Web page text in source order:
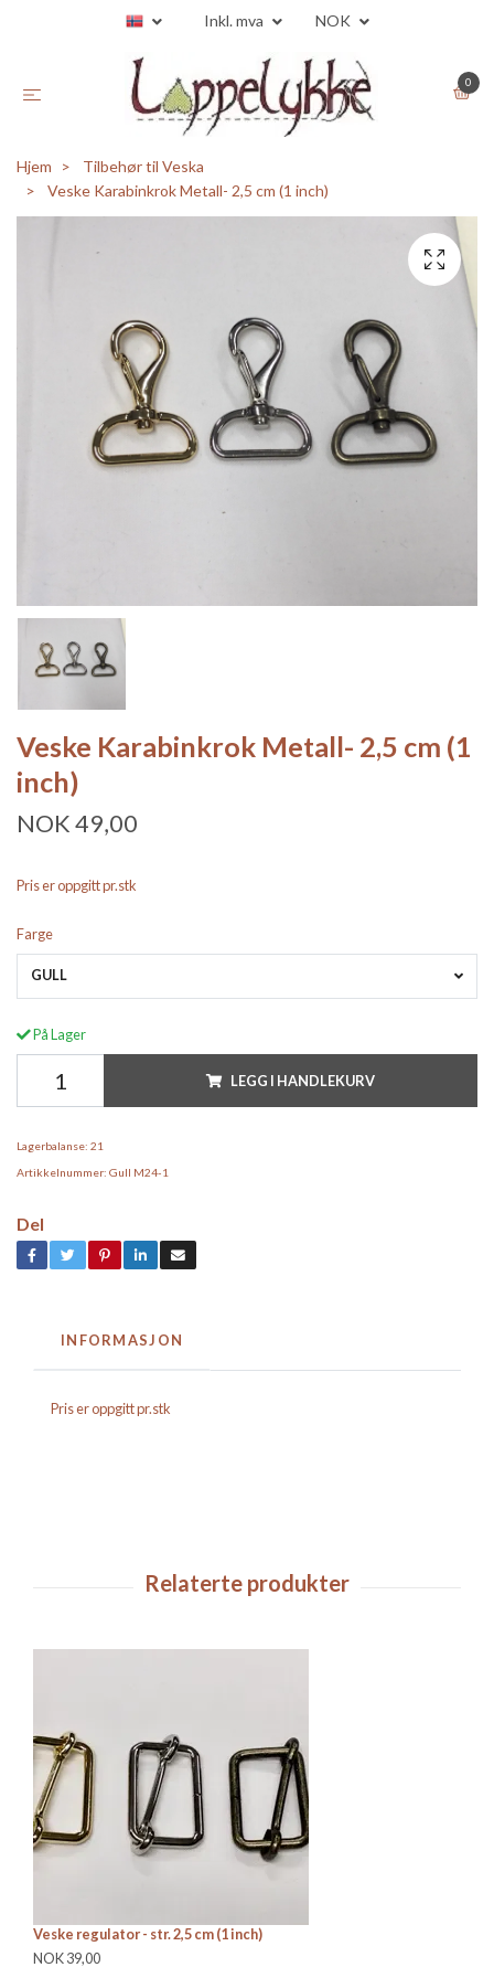
Inkl. mva NOK
0
Hjem
Tilbehør til Veska
Veske Karabinkrok Metall- 2,5 cm (1 inch)
Veske Karabinkrok Metall- 2,5 cm (1
inch)
NOK 49,00
Pris er oppgitt pr.stk
Farge
GULL
På Lager
LEGG I HANDLEKURV
Lagerbalanse: 21
Artikkelnummer: Gull M24-1
Del
INFORMASJON
Pris er oppgitt pr.stk
Veske regulator - str. 2,5 cm (1 inch)
NOK 39,00